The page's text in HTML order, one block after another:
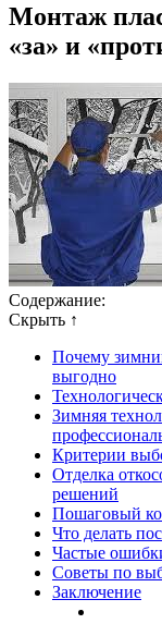
Монтаж
«за» и
Содержание:
Скрыть ↑
Почему
выгодно
Зимняя
Критерии
Отделка
решений
Пошаговый
Что делать
Частые
Советы по
Заключение